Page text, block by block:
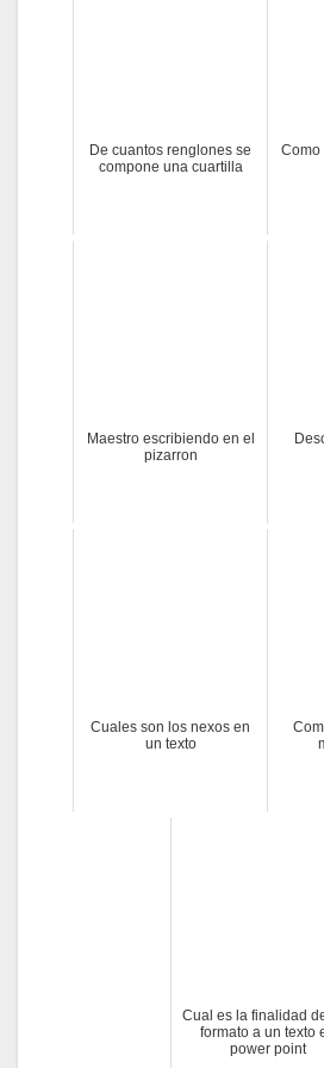
De cuantos renglones se
compone una cuartilla
Como
Maestro escribiendo en el
pizarron
Cuales son los nexos en
un texto
Cual es la finalidad
formato a un texto
power point